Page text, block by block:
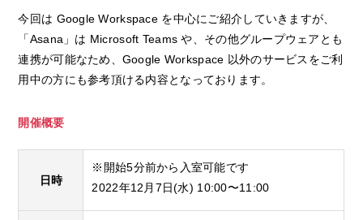
今回は Google Workspace を中心にご紹介していきますが、
「Asana」は Microsoft Teams や、その他グループウェアとも
連携が可能なため、Google Workspace 以外のサービスをご利
用中の方にも参考頂ける内容となっております。
開催概要
日時
※開始5分前から入室可能です
2022年12月7日(水) 10:00〜11:00